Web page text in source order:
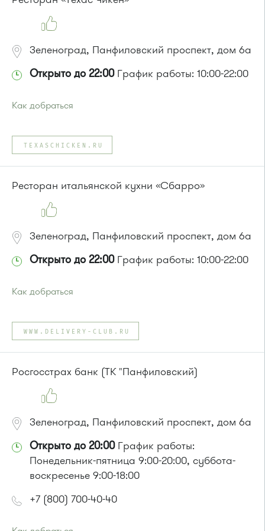
720м, 900, 903
или до остановки
Маршрутка № 128, 409м, 431м, 476м, 720м, 721м, 900, 903
Зеленоград, Панфиловский проспект, дом 6а
Открыто до 22:00График работы: 10:00-22:00
Как добраться
Автобусы № 3, 6, 7, 8, 9, 11, 13, 15, 23, 32, 45, 312, 377.
Маршрутка № 128, 312, 377
или до остановки"1-й микрорайон":
Маршрутка № 127, 390, 476
TEXASCHICKEN.RU
Ресторан итальянской кухни «Сбарро»
Зеленоград, Панфиловский проспект, дом 6а
Открыто до 22:00График работы: 10:00-22:00
Как добраться
Автобусы № 3, 6, 7, 8, 9, 11, 13, 15, 23, 32, 45, 312, 377.
Маршрутка № 128, 312, 377
или до остановки"1-й микрорайон":
Маршрутка № 127, 390, 476
WWW.DELIVERY-CLUB.RU
Росгосстрах банк (ТК "Панфиловский)
Зеленоград, Панфиловский проспект, дом 6а
Открыто до 20:00График работы:
Понедельник-пятница 9:00-20:00, суббота-
воскресенье 9:00-18:00
+7 (800) 700-40-40